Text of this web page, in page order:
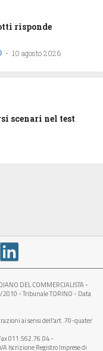
risponde
- 10 agosto 2026
scenari nel test
DEL COMMERCIALISTA -
- Tribunale TORINO - Data
ai sensi dell’art. 70-quater
011.562.76.04 -
Iscrizione Registro Imprese di